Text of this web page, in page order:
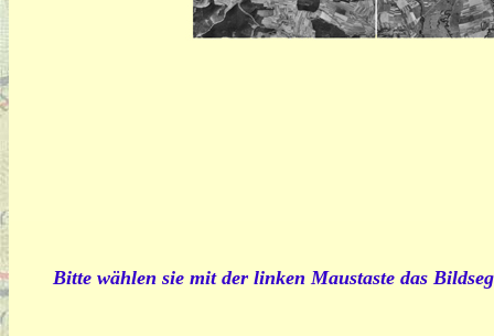
Bitte wählen sie mit der linken Maustaste das